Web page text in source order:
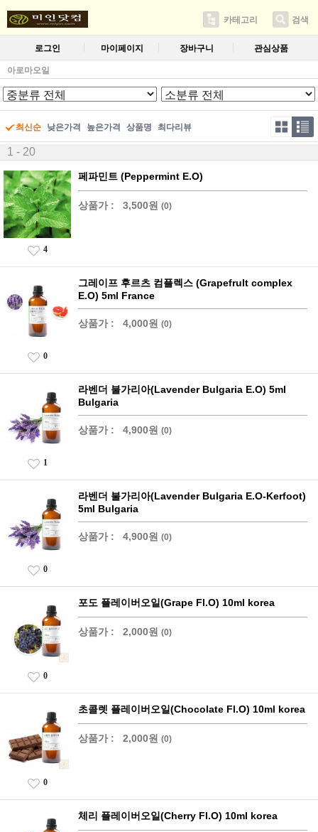
카테고리 검색
로그인 마이페이지 장바구니 관심상품
아로마오일
최신순 낮은가격 높은가격 상품명 최다리뷰
1 - 20
페파민트 (Peppermint E.O)
상품가 : 3,500원 (0)
4
그레이프 후르츠 컴플렉스 (Grapefrult complex
E.O) 5ml France
상품가 : 4,000원 (0)
0
라벤더 불가리아(Lavender Bulgaria E.O) 5ml
Bulgaria
상품가 : 4,900원 (0)
1
라벤더 불가리아(Lavender Bulgaria E.O-Kerfoot)
5ml Bulgaria
상품가 : 4,900원 (0)
0
포도 플레이버오일(Grape Fl.O) 10ml korea
상품가 : 2,000원 (0)
0
초콜렛 플레이버오일(Chocolate Fl.O) 10ml korea
상품가 : 2,000원 (0)
0
체리 플레이버오일(Cherry Fl.O) 10ml korea